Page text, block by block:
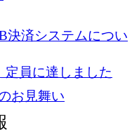
決済システムについ
定員に達しました
お見舞い